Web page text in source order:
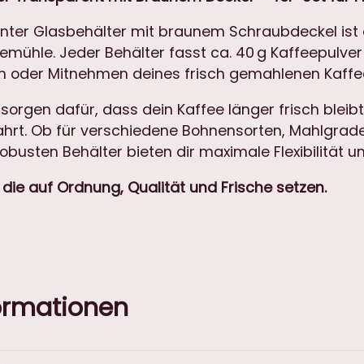
s
p
a
r
e
n
m
e
Glasbehälter mit braunem Schraubdeckel ist
Jeder Behälter fasst ca. 40 g
oder Mitnehmen deines frisch gemahlenen
dafür, dass dein Kaffee länger frisch
Ob für verschiedene Bohnensorten,
Behälter bieten dir maximale Flexibilität
auf Ordnung, Qualität und Frische setzen.